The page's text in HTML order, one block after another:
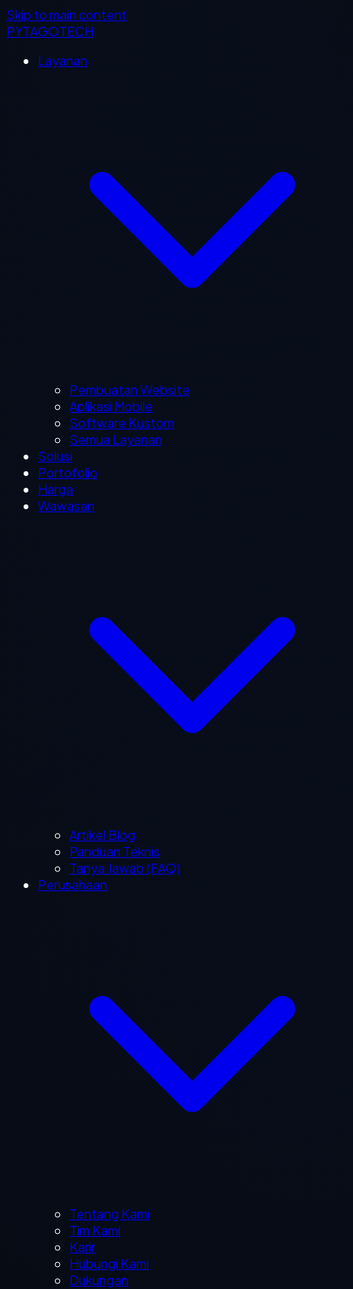
Skip to main content
PYTAGOTECH
Layanan
Pembuatan Website
Aplikasi Mobile
Software Kustom
Semua Layanan
Solusi
Portofolio
Harga
Wawasan
Artikel Blog
Panduan Teknis
Tanya Jawab (FAQ)
Perusahaan
Tentang Kami
Tim Kami
Karir
Hubungi Kami
Dukungan